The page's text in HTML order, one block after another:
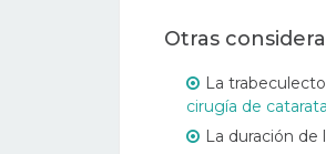
Otras
La
cirugía de
La duración